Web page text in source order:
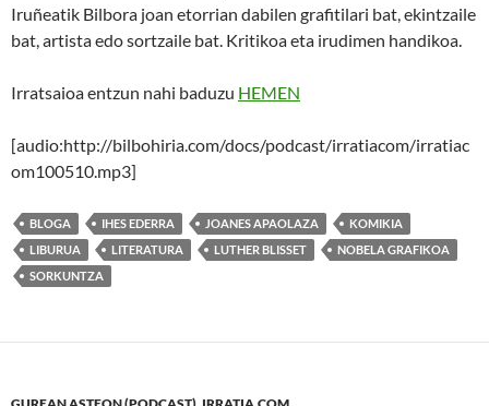
Iruñeatik Bilbora joan etorrian dabilen grafitilari bat, ekintzaile
bat, artista edo sortzaile bat. Kritikoa eta irudimen handikoa.
Irratsaioa entzun nahi baduzu HEMEN
[audio:http://bilbohiria.com/docs/podcast/irratiacom/irratiac
om100510.mp3]
BLOGA IHES EDERRA JOANES APAOLAZA
KOMIKIA
LIBURUA
LITERATURA LUTHER BLISSET
NOBELA GRAFIKOA
SORKUNTZA